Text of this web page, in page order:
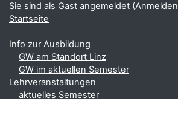
Sie sind als Gast angemeldet (Anmelden
Startseite
Info zur Ausbildung
GW am Standort Linz
GW im aktuellen Semester
Lehrveranstaltungen
aktuelles Semester